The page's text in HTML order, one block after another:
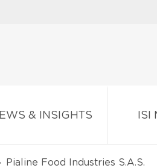
& INSIGHTS ISI
Pialine Food Industries S.A.S.